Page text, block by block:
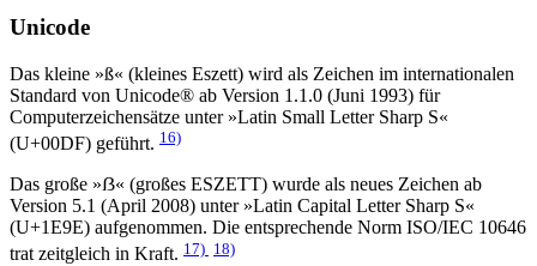
Unicode
Das kleine »ß« (kleines Eszett) wird als Zeichen im internationalen
Standard von Unicode® ab Version 1.1.0 (Juni 1993) für
Computerzeichensätze unter »Latin Small Letter Sharp S«
(U+00DF) geführt. 16)
Das große »ẞ« (großes ESZETT) wurde als neues Zeichen ab
Version 5.1 (April 2008) unter »Latin Capital Letter Sharp S«
(U+1E9E) aufgenommen. Die entsprechende Norm ISO/IEC 10646
trat zeitgleich in Kraft. 17) 18)